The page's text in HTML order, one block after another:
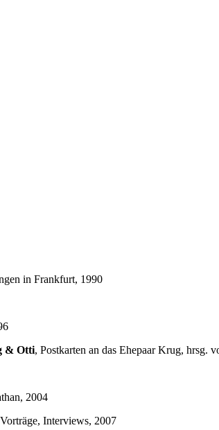
in Frankfurt, 1990
& Otti, Postkarten an das Ehepaar Krug, hrsg.
2004
Interviews, 2007